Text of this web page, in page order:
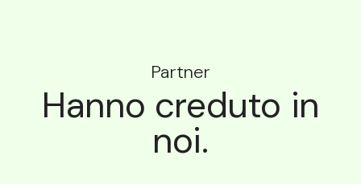
Partner
Hanno creduto in
noi.